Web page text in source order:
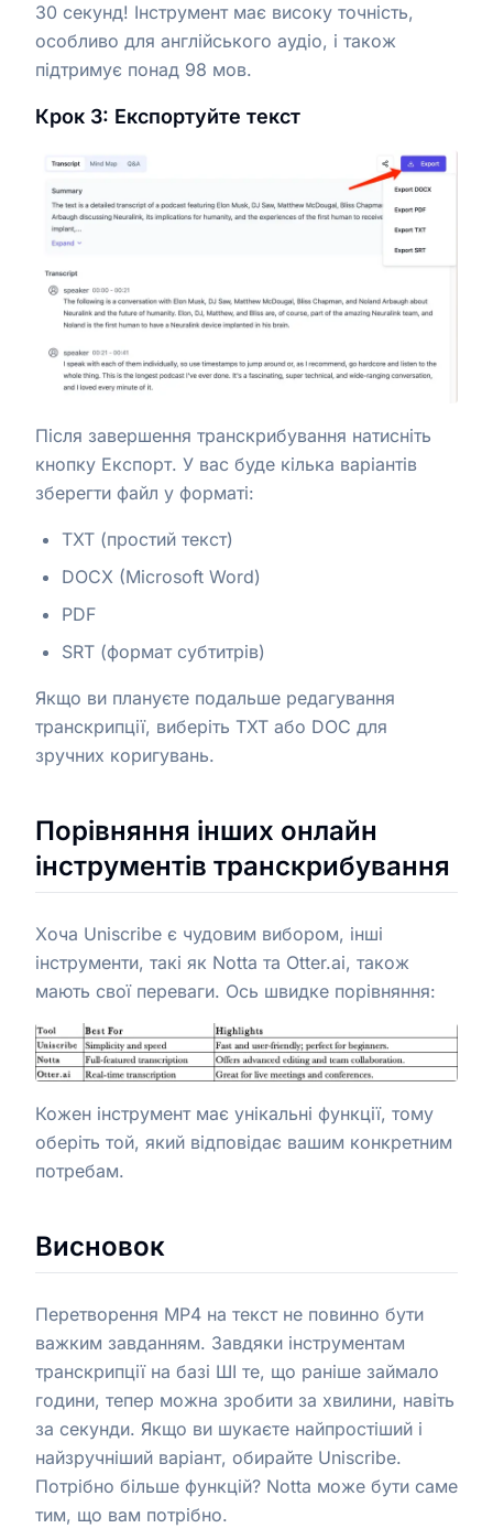
30 секунд! Інструмент має високу точність,
особливо для англійського аудіо, і також
підтримує понад 98 мов.
Крок 3: Експортуйте текст
Після завершення транскрибування натисніть
кнопку Експорт. У вас буде кілька варіантів
зберегти файл у форматі:
TXT (простий текст)
DOCX (Microsoft Word)
PDF
SRT (формат субтитрів)
Якщо ви плануєте подальше редагування
транскрипції, виберіть TXT або DOC для
зручних коригувань.
Порівняння інших онлайн
інструментів транскрибування
Хоча Uniscribe є чудовим вибором, інші
інструменти, такі як Notta та Otter.ai, також
мають свої переваги. Ось швидке порівняння:
Кожен інструмент має унікальні функції, тому
оберіть той, який відповідає вашим конкретним
потребам.
Висновок
Перетворення MP4 на текст не повинно бути
важким завданням. Завдяки інструментам
транскрипції на базі ШІ те, що раніше займало
години, тепер можна зробити за хвилини, навіть
за секунди. Якщо ви шукаєте найпростіший і
найзручніший варіант, обирайте Uniscribe.
Потрібно більше функцій? Notta може бути саме
тим, що вам потрібно.